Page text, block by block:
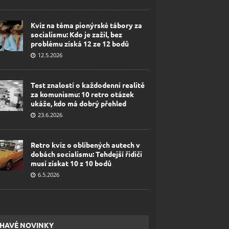
Kvíz na téma pionýrské tábory za
socialismu: Kdo je zažil, bez
problému získá 12 ze 12 bodů
12.5.2026
Test znalostí o každodenní realitě
za komunismu: 10 retro otázek
ukáže, kdo má dobrý přehled
23.6.2026
Retro kvíz o oblíbených autech v
dobách socialismu: Tehdejší řidiči
musí získat 10 z 10 bodů
6.5.2026
NOVINKY